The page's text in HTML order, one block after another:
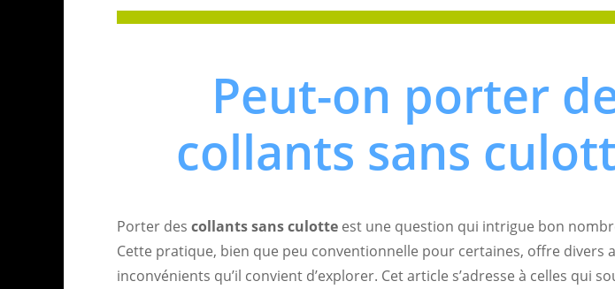
Peut-on porter
collants sans
Porter des collants sans culotte est une question qui intrigue bon
Cette pratique, bien que peu conventionnelle pour certaines, offre divers
inconvénients qu’il convient d’explorer. Cet article s’adresse à celles qui